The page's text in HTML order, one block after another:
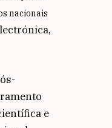
nacionais
e